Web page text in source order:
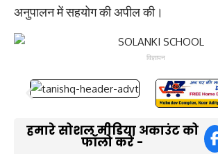
अनुपालन में सहयोग की अपील की।
विज्ञापन
हमारे सोशल मीडिया अकाउंट को
फॉलो करें -